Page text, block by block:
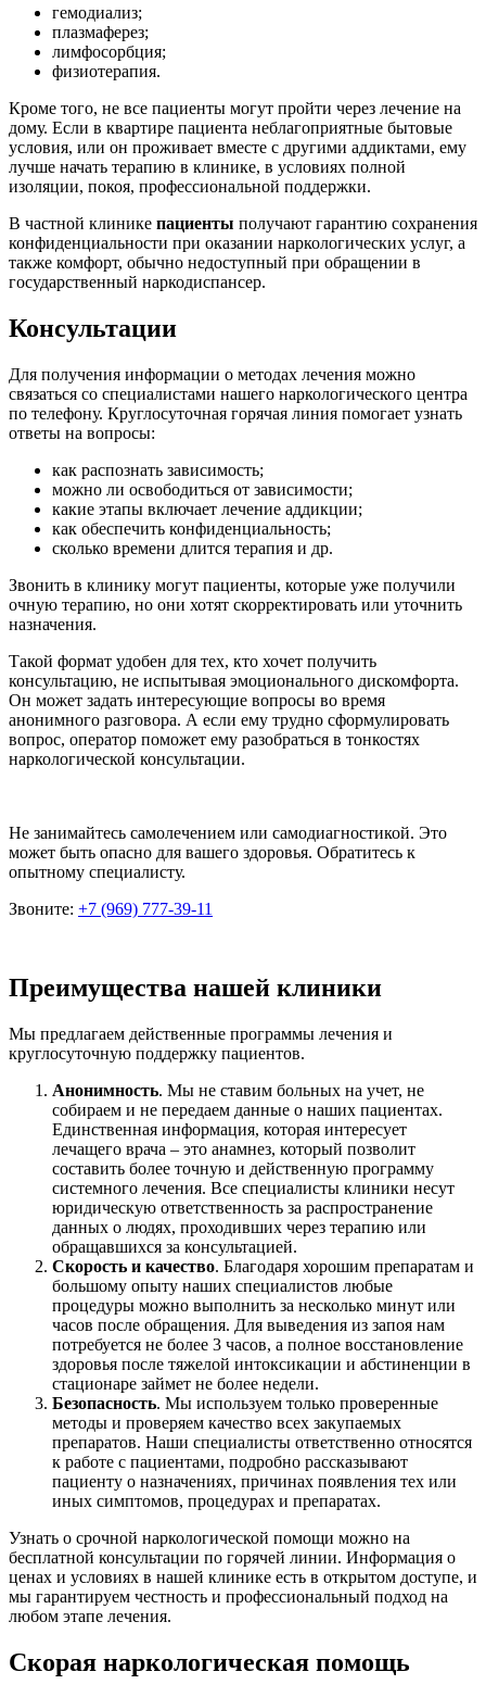
гемодиализ;
плазмаферез;
лимфосорбция;
физиотерапия.
Кроме того, не все пациенты могут пройти через лечение на
дому. Если в квартире пациента неблагоприятные бытовые
условия, или он проживает вместе с другими аддиктами, ему
лучше начать терапию в клинике, в условиях полной
изоляции, покоя, профессиональной поддержки.
В частной клинике пациенты получают гарантию сохранения
конфиденциальности при оказании наркологических услуг, а
также комфорт, обычно недоступный при обращении в
государственный наркодиспансер.
Консультации
Для получения информации о методах лечения можно
связаться со специалистами нашего наркологического центра
по телефону. Круглосуточная горячая линия помогает узнать
ответы на вопросы:
как распознать зависимость;
можно ли освободиться от зависимости;
какие этапы включает лечение аддикции;
как обеспечить конфиденциальность;
сколько времени длится терапия и др.
Звонить в клинику могут пациенты, которые уже получили
очную терапию, но они хотят скорректировать или уточнить
назначения.
Такой формат удобен для тех, кто хочет получить
консультацию, не испытывая эмоционального дискомфорта.
Он может задать интересующие вопросы во время
анонимного разговора. А если ему трудно сформулировать
вопрос, оператор поможет ему разобраться в тонкостях
наркологической консультации.
Не занимайтесь самолечением или самодиагностикой. Это
может быть опасно для вашего здоровья. Обратитесь к
опытному специалисту.
Звоните: +7 (969) 777-39-11
Преимущества нашей клиники
Мы предлагаем действенные программы лечения и
круглосуточную поддержку пациентов.
Анонимность. Мы не ставим больных на учет, не
собираем и не передаем данные о наших пациентах.
Единственная информация, которая интересует
лечащего врача – это анамнез, который позволит
составить более точную и действенную программу
системного лечения. Все специалисты клиники несут
юридическую ответственность за распространение
данных о людях, проходивших через терапию или
обращавшихся за консультацией.
Скорость и качество. Благодаря хорошим препаратам и
большому опыту наших специалистов любые
процедуры можно выполнить за несколько минут или
часов после обращения. Для выведения из запоя нам
потребуется не более 3 часов, а полное восстановление
здоровья после тяжелой интоксикации и абстиненции в
стационаре займет не более недели.
Безопасность. Мы используем только проверенные
методы и проверяем качество всех закупаемых
препаратов. Наши специалисты ответственно относятся
к работе с пациентами, подробно рассказывают
пациенту о назначениях, причинах появления тех или
иных симптомов, процедурах и препаратах.
Узнать о срочной наркологической помощи можно на
бесплатной консультации по горячей линии. Информация о
ценах и условиях в нашей клинике есть в открытом доступе, и
мы гарантируем честность и профессиональный подход на
любом этапе лечения.
Скорая наркологическая помощь